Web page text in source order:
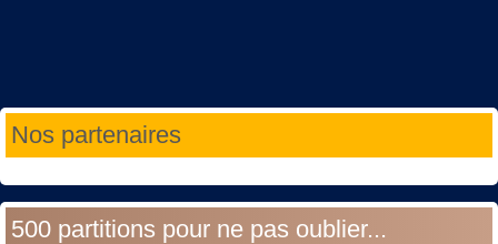
Nos partenaires
500 partitions pour ne pas oublier...
Année
précédente
Mois
précédent
Année
suivante
Mois
suivant